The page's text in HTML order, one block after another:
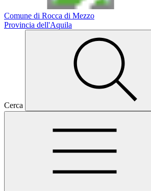
Comune di Rocca di Mezzo
Provincia dell'Aquila
Cerca